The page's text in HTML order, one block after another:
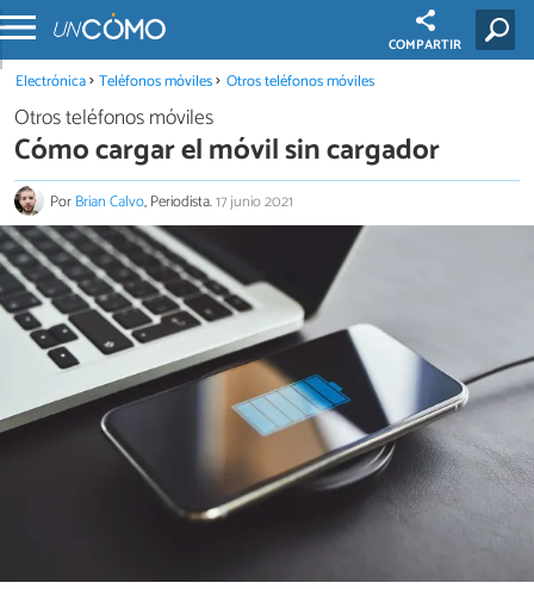
COMPARTIR
Electrónica Teléfonos móviles Otros teléfonos móviles
Otros teléfonos móviles
Cómo cargar el móvil sin cargador
PorBrian Calvo, Periodista.17 junio 2021